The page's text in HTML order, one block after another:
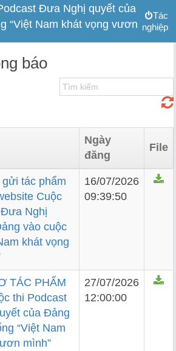
Đưa Nghị quyết của
“Việt Nam khát vọng vươn
Tác
nghiệp
báo
Ngày
đăng
File
tác phẩm
Cuộc
Nghị
vào cuộc
khát vọng
16/07/2026
09:39:50
TÁC PHẨM
thi Podcast
của Đảng
“Việt Nam
mình”
27/07/2026
12:00:00